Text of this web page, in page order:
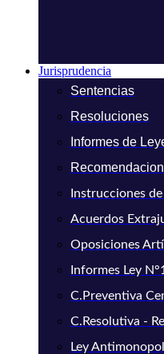
Jurisprudencia
Sentencias
Resoluciones
Informes de
Instrucciones
Acuerdos
Oposiciones
Informes Ley
C.Preventiva
C.Resolutiva -
Ley